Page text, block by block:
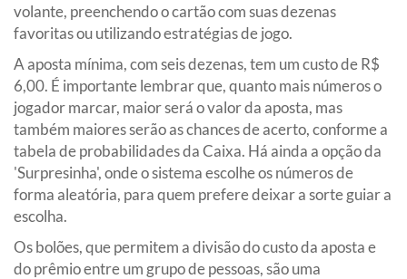
volante, preenchendo o cartão com suas dezenas
favoritas ou utilizando estratégias de jogo.
A aposta mínima, com seis dezenas, tem um custo de R$
6,00. É importante lembrar que, quanto mais números o
jogador marcar, maior será o valor da aposta, mas
também maiores serão as chances de acerto, conforme a
tabela de probabilidades da Caixa. Há ainda a opção da
'Surpresinha', onde o sistema escolhe os números de
forma aleatória, para quem prefere deixar a sorte guiar a
escolha.
Os bolões, que permitem a divisão do custo da aposta e
do prêmio entre um grupo de pessoas, são uma